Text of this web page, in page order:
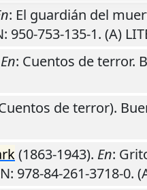
: El guardián del
950-753-135-1. (A)
En: Cuentos de terror.
de terror).
(1863-1943). En:
978-84-261-3718-0.